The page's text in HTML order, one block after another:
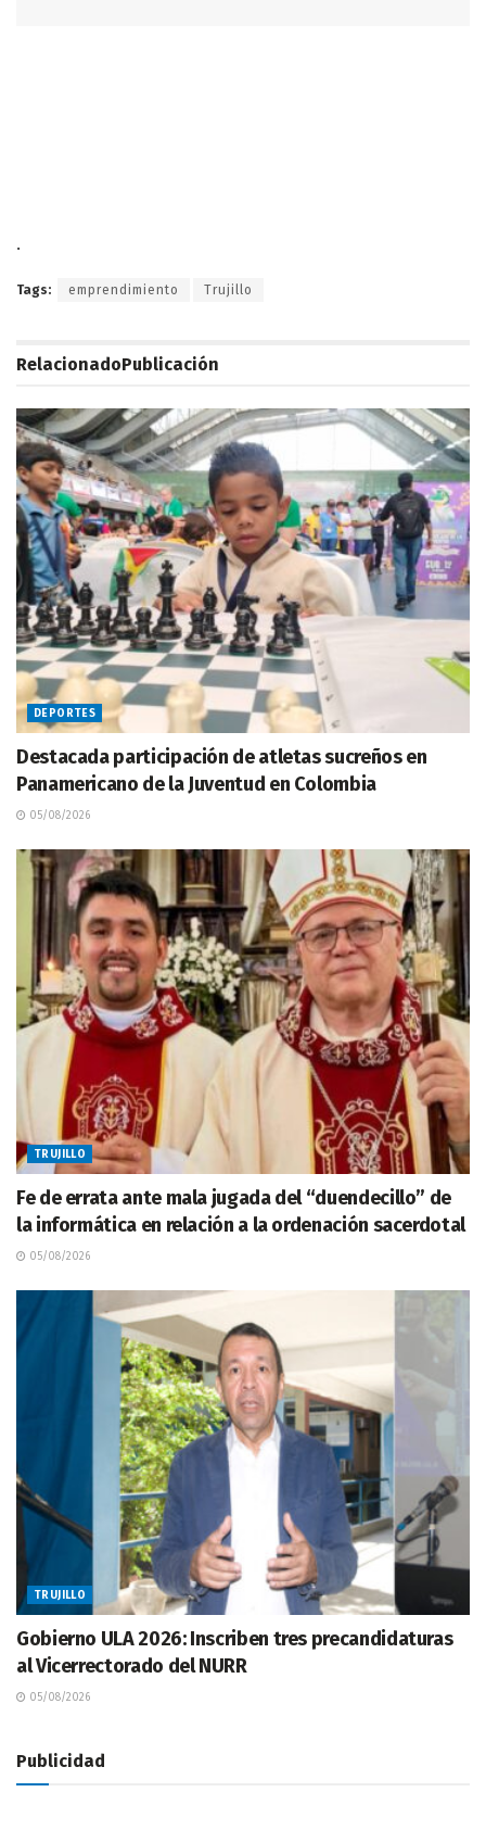
.
Tags: emprendimiento Trujillo
RelacionadoPublicación
DEPORTES
Destacada participación de atletas sucreños en
Panamericano de la Juventud en Colombia
05/08/2026
TRUJILLO
Fe de errata ante mala jugada del “duendecillo” de
la informática en relación a la ordenación sacerdotal
05/08/2026
TRUJILLO
Gobierno ULA 2026: Inscriben tres precandidaturas
al Vicerrectorado del NURR
05/08/2026
Publicidad